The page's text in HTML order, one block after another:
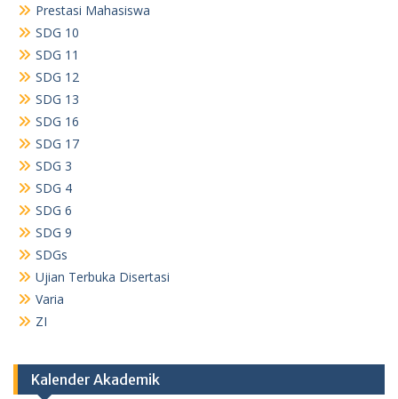
Prestasi Mahasiswa
SDG 10
SDG 11
SDG 12
SDG 13
SDG 16
SDG 17
SDG 3
SDG 4
SDG 6
SDG 9
SDGs
Ujian Terbuka Disertasi
Varia
ZI
Kalender Akademik